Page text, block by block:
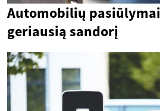
Automobilių
geriausią sandorį